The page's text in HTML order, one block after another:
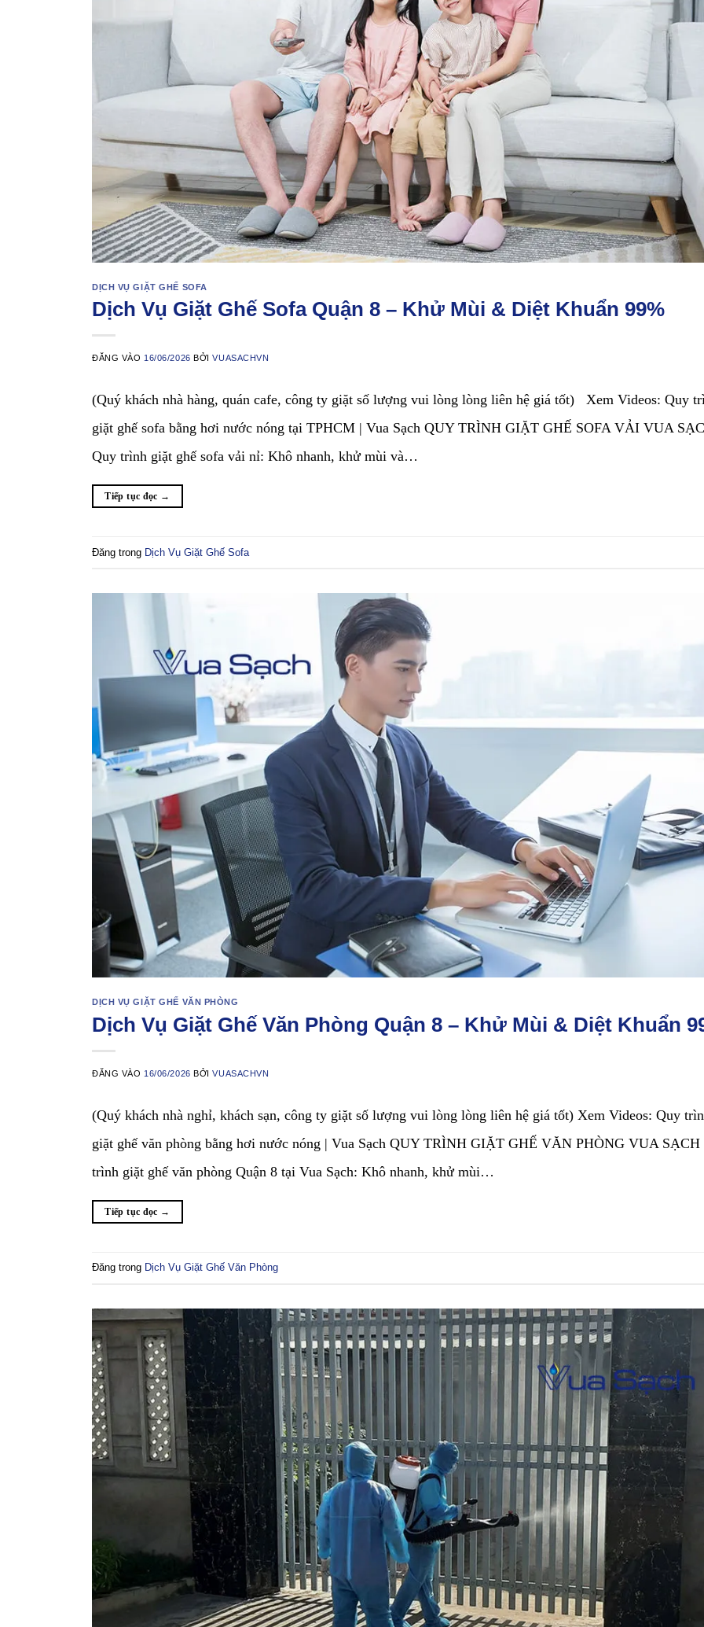
DỊCH VỤ GIẶT GHẾ SOFA
Dịch Vụ Giặt Ghế Sofa Quận 8 – Khử Mùi & Diệt Khuẩn 99%
ĐĂNG VÀO 16/06/2026 BỞIVUASACHVN
(Quý khách nhà hàng, quán cafe, công ty giặt số lượng vui lòng lòng liên hệ giá tốt) Xem Videos: Quy
giặt ghế sofa bằng hơi nước nóng tại TPHCM | Vua Sạch QUY TRÌNH GIẶT GHẾ SOFA VẢI VUA
Quy trình giặt ghế sofa vải nỉ: Khô nhanh, khử mùi và…
Tiếp tục đọc →
Đăng trong Dịch Vụ Giặt Ghế Sofa
DỊCH VỤ GIẶT GHẾ VĂN PHÒNG
Dịch Vụ Giặt Ghế Văn Phòng Quận 8 – Khử Mùi & Diệt Khuẩn
ĐĂNG VÀO 16/06/2026 BỞIVUASACHVN
(Quý khách nhà nghỉ, khách sạn, công ty giặt số lượng vui lòng lòng liên hệ giá tốt) Xem Videos: Quy
giặt ghế văn phòng bằng hơi nước nóng | Vua Sạch QUY TRÌNH GIẶT GHẾ VĂN PHÒNG VUA SẠCH
trình giặt ghế văn phòng Quận 8 tại Vua Sạch: Khô nhanh, khử mùi…
Tiếp tục đọc →
Đăng trong Dịch Vụ Giặt Ghế Văn Phòng